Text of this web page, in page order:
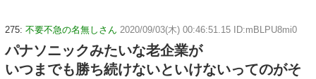
275: 不要不急の名無しさん 2020/09/03(木) 00:46:51.15 ID:mBLPU8mi0
パナソニックみたいな老企業が
いつまでも勝ち続けないといけないってのがそ